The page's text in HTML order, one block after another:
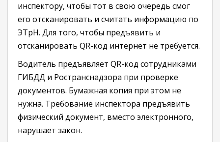
инспектору, чтобы тот в свою очередь смог
его отсканировать и считать информацию по
ЭТрН. Для того, чтобы предъявить и
отсканировать QR-код интернет не требуется.
Водитель предъявляет QR-код сотрудниками
ГИБДД и Ространснадзора при проверке
документов. Бумажная копия при этом не
нужна. Требование инспектора предъявить
физический документ, вместо электронного,
нарушает закон.